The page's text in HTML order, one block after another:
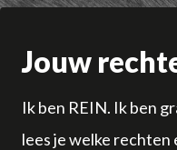
Jouw
Ik ben REIN. Ik ben
lees je welke rechten